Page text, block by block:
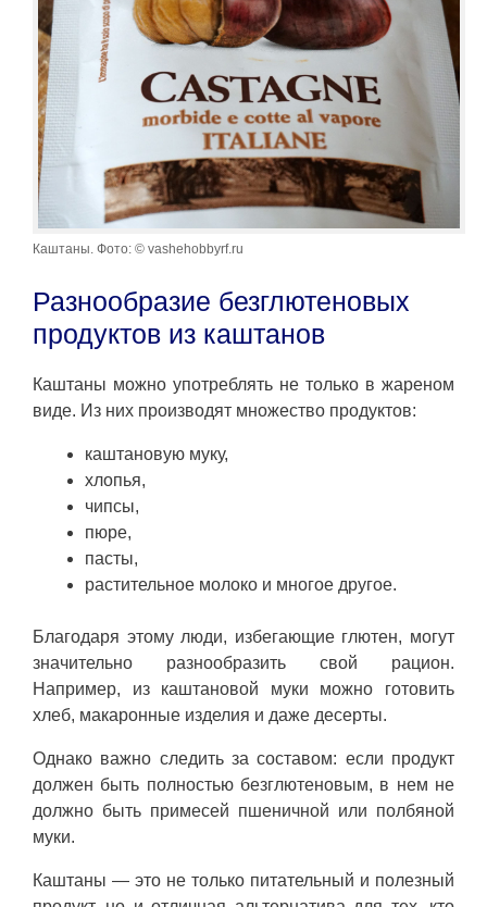
Каштаны. Фото: © vashehobbyrf.ru
Разнообразие безглютеновых
продуктов из каштанов
Каштаны можно употреблять не только в жареном
виде. Из них производят множество продуктов:
каштановую муку,
хлопья,
чипсы,
пюре,
пасты,
растительное молоко и многое другое.
Благодаря этому люди, избегающие глютен, могут
значительно разнообразить свой рацион.
Например, из каштановой муки можно готовить
хлеб, макаронные изделия и даже десерты.
Однако важно следить за составом: если продукт
должен быть полностью безглютеновым, в нем не
должно быть примесей пшеничной или полбяной
муки.
Каштаны — это не только питательный и полезный